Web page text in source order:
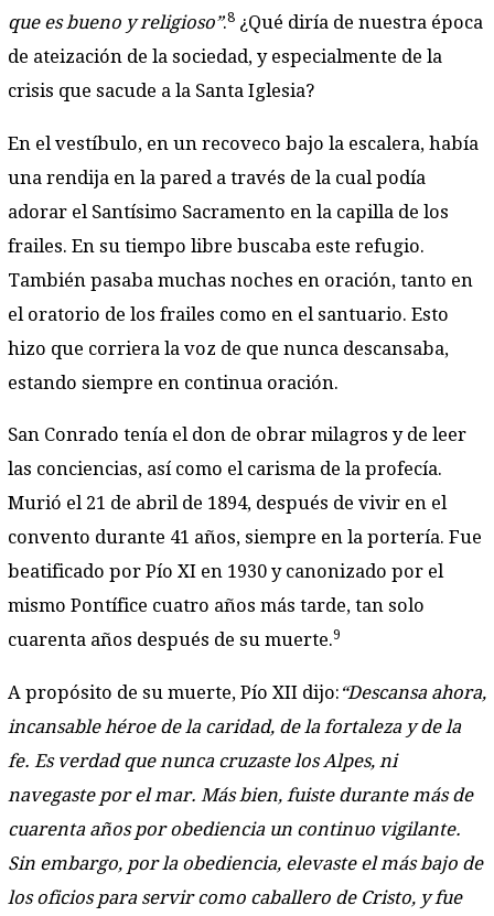
que es bueno y religioso”.8 ¿Qué diría de nuestra época
de ateización de la sociedad, y especialmente de la
crisis que sacude a la Santa Iglesia?
En el vestíbulo, en un recoveco bajo la escalera, había
una rendija en la pared a través de la cual podía
adorar el Santísimo Sacramento en la capilla de los
frailes. En su tiempo libre buscaba este refugio.
También pasaba muchas noches en oración, tanto en
el oratorio de los frailes como en el santuario. Esto
hizo que corriera la voz de que nunca descansaba,
estando siempre en continua oración.
San Conrado tenía el don de obrar milagros y de leer
las conciencias, así como el carisma de la profecía.
Murió el 21 de abril de 1894, después de vivir en el
convento durante 41 años, siempre en la portería. Fue
beatificado por Pío XI en 1930 y canonizado por el
mismo Pontífice cuatro años más tarde, tan solo
cuarenta años después de su muerte.9
A propósito de su muerte, Pío XII dijo: “Descansa ahora,
incansable héroe de la caridad, de la fortaleza y de la
fe. Es verdad que nunca cruzaste los Alpes, ni
navegaste por el mar. Más bien, fuiste durante más de
cuarenta años por obediencia un continuo vigilante.
Sin embargo, por la obediencia, elevaste el más bajo de
los oficios para servir como caballero de Cristo, y fue